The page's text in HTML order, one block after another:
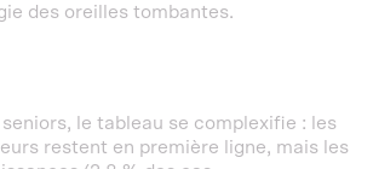
des oreilles tombantes.
le tableau se complexifie : les
restent en première ligne, mais les